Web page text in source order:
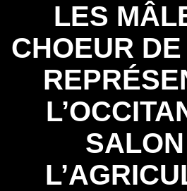
LES
CHOEUR